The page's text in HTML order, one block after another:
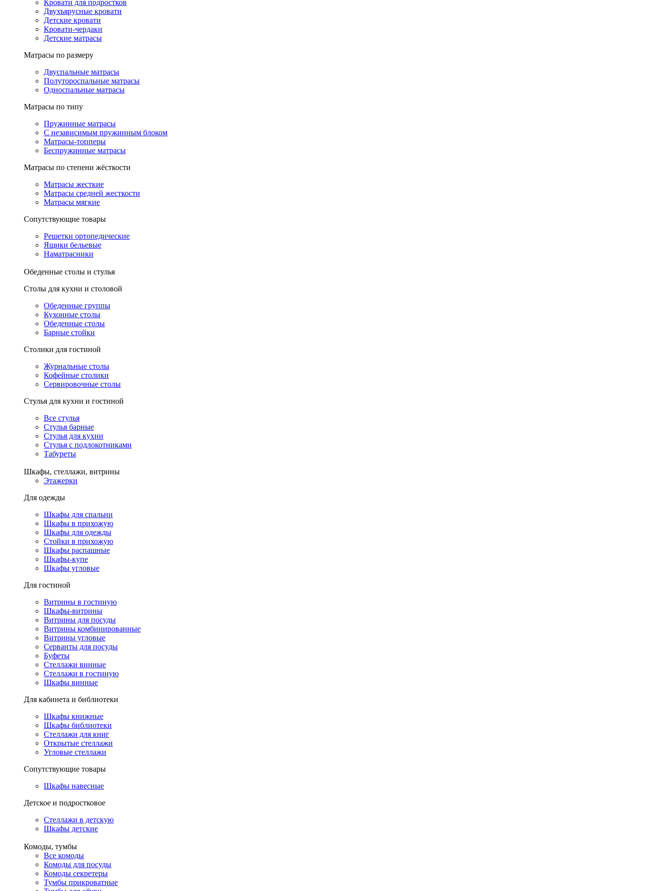
Кровати для подростков
Двухъярусные кровати
Детские кровати
Кровати-чердаки
Детские матрасы
Матрасы по размеру
Двуспальные матрасы
Полутороспальные матрасы
Односпальные матрасы
Матрасы по типу
Пружинные матрасы
С независимым пружинным блоком
Матрасы-топперы
Беспружинные матрасы
Матрасы по степени жёсткости
Матрасы жесткие
Матрасы средней жесткости
Матрасы мягкие
Сопутствующие товары
Решетки ортопедические
Ящики бельевые
Наматрасники
Обеденные столы и стулья
Столы для кухни и столовой
Обеденные группы
Кухонные столы
Обеденные столы
Барные стойки
Столики для гостиной
Журнальные столы
Кофейные столики
Сервировочные столы
Стулья для кухни и гостиной
Все стулья
Стулья барные
Стулья для кухни
Стулья с подлокотниками
Табуреты
Шкафы, стеллажи, витрины
Этажерки
Для одежды
Шкафы для спальни
Шкафы в прихожую
Шкафы для одежды
Стойки в прихожую
Шкафы распашные
Шкафы-купе
Шкафы угловые
Для гостиной
Витрины в гостиную
Шкафы-витрины
Витрины для посуды
Витрины комбинированные
Витрины угловые
Серванты для посуды
Буфеты
Стеллажи винные
Стеллажи в гостиную
Шкафы винные
Для кабинета и библиотеки
Шкафы книжные
Шкафы библиотеки
Стеллажи для книг
Открытые стеллажи
Угловые стеллажи
Сопутствующие товары
Шкафы навесные
Детское и подростковое
Стеллажи в детскую
Шкафы детские
Комоды, тумбы
Все комоды
Комоды для посуды
Комоды секретеры
Тумбы прикроватные